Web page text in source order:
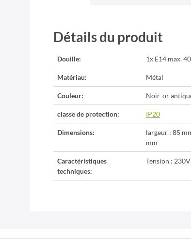
Détails du produit
Douille: 1x E14 max.
Matériau: Métal
Couleur: Noir-or
classe de protection: IP20
Dimensions:
largeur : 85
mm
Caractéristiques
techniques:
Tension : 230V